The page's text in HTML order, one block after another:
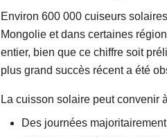
Environ 600 000 cuiseurs
Mongolie et dans certaines
entier, bien que ce chiffre soit
plus grand succès récent a été
La cuisson solaire peut convenir
Des journées